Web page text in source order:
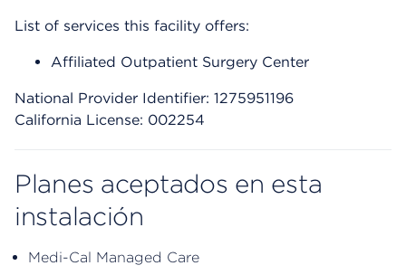
List of services this facility offers:
Affiliated Outpatient Surgery Center
National Provider Identifier: 1275951196
California License: 002254
Planes aceptados en esta
instalación
Medi-Cal Managed Care